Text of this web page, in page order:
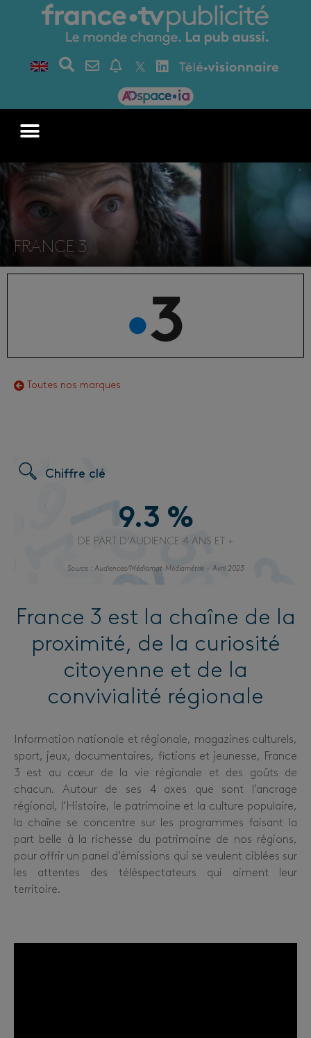
FRANCE 3
Toutes nos marques
Chiffre clé
9.3 %
DE PART D’AUDIENCE 4 ANS ET +
Source : Audiences/Médiamat-Médiamétrie – Avril 2023
France 3 est la chaîne de la
proximité, de la curiosité
citoyenne et de la
convivialité régionale
Information nationale et régionale, magazines culturels,
sport, jeux, documentaires, fictions et jeunesse, France
3 est au cœur de la vie régionale et des goûts de
chacun. Autour de ses 4 axes que sont l’ancrage
régional, l’Histoire, le patrimoine et la culture populaire,
la chaîne se concentre sur les programmes faisant la
part belle à la richesse du patrimoine de nos régions,
pour offrir un panel d’émissions qui se veulent ciblées sur
les attentes des téléspectateurs qui aiment leur
territoire.